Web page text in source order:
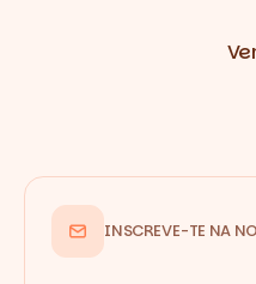
INSCREVE-TE NA